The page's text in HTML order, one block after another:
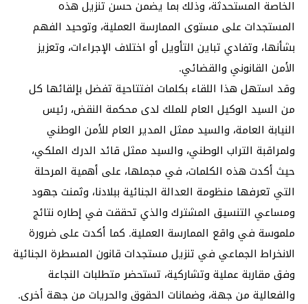
الخاصة المستحدثة، وذلك بما يضمن حسن تنزيل هذه
المستجدات على مستوى الممارسة العملية، وتوحيد الفهم
بشأنها، وتفادي تباين التأويل أو اختلاف الإجراءات، وتعزيز
الأمن القانوني والقضائي.
وقد استهل هذا اللقاء بكلمات افتتاحية تفضل بإلقائها كل
من السيد الوكيل العام للملك لدى محكمة النقض، رئيس
النيابة العامة، والسيد ممثل المدير العام للأمن الوطني
ولمراقبة التراب الوطني، والسيد ممثل قائد الدرك الملكي،
حيث أكدت هذه الكلمات، في مجملها، على أهمية المرحلة
التي تعرفها منظومة العدالة الجنائية ببلادنا، وثمنت جهود
ومساعي التنسيق المشترك والذي تحققت في إطاره نتائج
ملموسة في واقع الممارسة العملية. كما أكدت على ضرورة
الانخراط الجماعي في تنزيل مستجدات قانون المسطرة الجنائية
وفق مقاربة عملية وتشاركية، تستحضر متطلبات النجاعة
والفعالية من جهة، وضمانات الحقوق والحريات من جهة أخرى.